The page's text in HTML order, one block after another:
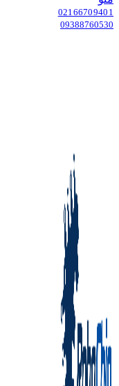
02166709401
09388760530